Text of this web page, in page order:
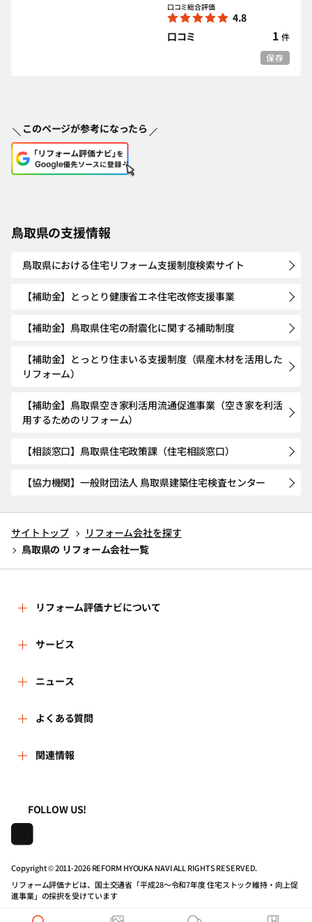
口コミ総合評価
4.8
口コミ
1 件
保存
このページが参考になったら
鳥取県の支援情報
鳥取県における住宅リフォーム支援制度検索サイト
【補助金】とっとり健康省エネ住宅改修支援事業
【補助金】鳥取県住宅の耐震化に関する補助制度
【補助金】とっとり住まいる支援制度（県産木材を活用した
リフォーム）
【補助金】鳥取県空き家利活用流通促進事業（空き家を利活
用するためのリフォーム）
【相談窓口】鳥取県住宅政策課（住宅相談窓口）
【協力機関】一般財団法人 鳥取県建築住宅検査センター
サイトトップ
リフォーム会社を探す
鳥取県の リフォーム会社一覧
リフォーム評価ナビについて
リフォーム評価ナビとは
運営体制
はじめての方へ
事務局へのお問い合せ
リフォーム会社一覧
住宅関連機関リンク集
リフォーム評価ナビPRO
サービス
リフォーム会社を探す
リフォーム事例を見る
リフォームを相談する
動画で学べるリフォームの基礎知識
マイページの活用
ニュース
新着情報
講習会・セミナー
よくある質問
よくある質問
プライバシーポリシー
動作推奨環境について
公式バナーのダウンロード
関連情報
株式会社日本建築住宅センター
FOLLOW US!
Copyright © 2011-2026 REFORM HYOUKA NAVI ALL RIGHTS RESERVED.
リフォーム評価ナビは、国土交通省「平成28～令和7年度 住宅ストック維持・向上促
進事業」の採択を受けています